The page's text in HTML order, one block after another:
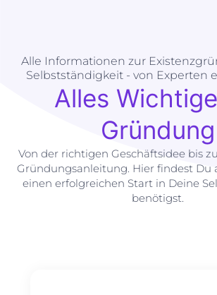
Alle Informationen zur
Selbstständigkeit - von Experten
Alles
Gründung
Von der richtigen Geschäftsidee bis
Gründungsanleitung. Hier findest Du
einen erfolgreichen Start in Deine
benötigst.